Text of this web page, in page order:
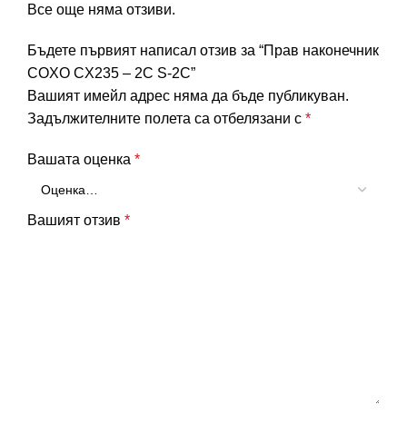
Все още няма отзиви.
Бъдете първият написал отзив за “Прав наконечник
COXO CX235 – 2C S-2C”
Вашият имейл адрес няма да бъде публикуван.
Задължителните полета са отбелязани с *
Вашата оценка *
Вашият отзив *